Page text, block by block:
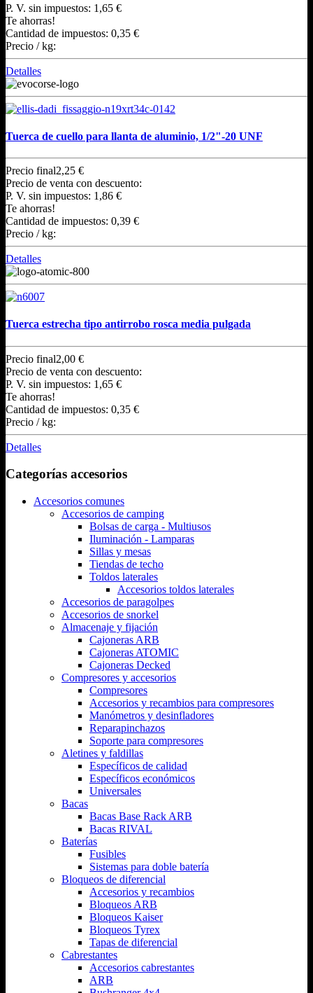
P. V. sin impuestos: 1,65 €
Te ahorras!
Cantidad de impuestos: 0,35 €
Precio / kg:
Detalles
Tuerca de cuello para llanta de aluminio, 1/2"-20 UNF
Precio final2,25 €
Precio de venta con descuento:
P. V. sin impuestos: 1,86 €
Te ahorras!
Cantidad de impuestos: 0,39 €
Precio / kg:
Detalles
Tuerca estrecha tipo antirrobo rosca media pulgada
Precio final2,00 €
Precio de venta con descuento:
P. V. sin impuestos: 1,65 €
Te ahorras!
Cantidad de impuestos: 0,35 €
Precio / kg:
Detalles
Categorías accesorios
Accesorios comunes
Accesorios de camping
Bolsas de carga - Multiusos
Iluminación - Lamparas
Sillas y mesas
Tiendas de techo
Toldos laterales
Accesorios toldos laterales
Accesorios de paragolpes
Accesorios de snorkel
Almacenaje y fijación
Cajoneras ARB
Cajoneras ATOMIC
Cajoneras Decked
Compresores y accesorios
Compresores
Accesorios y recambios para compresores
Manómetros y desinfladores
Reparapinchazos
Soporte para compresores
Aletines y faldillas
Específicos de calidad
Específicos económicos
Universales
Bacas
Bacas Base Rack ARB
Bacas RIVAL
Baterías
Fusibles
Sistemas para doble batería
Bloqueos de diferencial
Accesorios y recambios
Bloqueos ARB
Bloqueos Kaiser
Bloqueos Tyrex
Tapas de diferencial
Cabrestantes
Accesorios cabrestantes
ARB